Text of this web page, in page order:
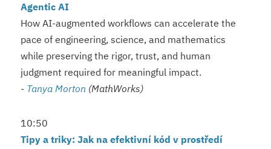
Agentic AI
How AI-augmented workflows can accelerate the
pace of engineering, science, and mathematics
while preserving the rigor, trust, and human
judgment required for meaningful impact.
- Tanya Morton (MathWorks)
10:50
Tipy a triky: Jak na efektivní kód v prostředí